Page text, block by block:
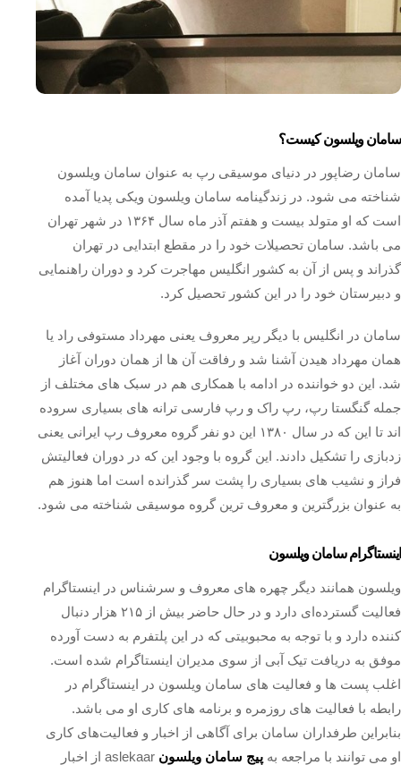
سامان ویلسون کیست؟
سامان رضاپور در دنیای موسیقی رپ به عنوان سامان ویلسون
شناخته می شود. در زندگینامه سامان ویلسون ویکی پدیا آمده
است که او متولد بیست و هفتم آذر ماه سال ۱۳۶۴ در شهر تهران
می باشد. سامان تحصیلات خود را در مقطع ابتدایی در تهران
گذراند و پس از آن به کشور انگلیس مهاجرت کرد و دوران راهنمایی
و دبیرستان خود را در این کشور تحصیل کرد.
سامان در انگلیس با دیگر رپر معروف یعنی مهرداد مستوفی راد یا
همان مهرداد هیدن آشنا شد و رفاقت آن ها از همان دوران آغاز
شد. این دو خواننده در ادامه با همکاری هم در سبک های مختلف از
جمله گنگستا رپ، رپ راک و رپ فارسی ترانه های بسیاری سروده
اند تا این که در سال ۱۳۸۰ این دو نفر گروه معروف رپ ایرانی یعنی
زدبازی را تشکیل دادند. این گروه با وجود این که در دوران فعالیتش
فراز و نشیب های بسیاری را پشت سر گذرانده است اما هنوز هم
به عنوان بزرگترین و معروف ترین گروه موسیقی شناخته می شود.
اینستاگرام سامان ویلسون
ویلسون همانند دیگر چهره های معروف و سرشناس در اینستاگرام
فعالیت گسترده‌ای دارد و در حال حاضر بیش از ۲۱۵ هزار دنبال
کننده دارد و با توجه به محبوبیتی که در این پلتفرم به دست آورده
موفق به دریافت تیک آبی از سوی مدیران اینستاگرام شده است.
اغلب پست‌ ها و فعالیت های سامان ویلسون در اینستاگرام در
رابطه با فعالیت های روزمره و برنامه های کاری او می باشد.
بنابراین طرفداران سامان برای آگاهی از اخبار و فعالیت‌های کاری
او می توانند با مراجعه به پیج سامان ویلسون
aslekaar از اخبار